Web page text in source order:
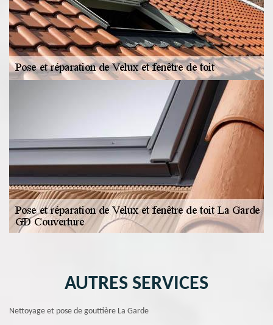
AUTRES SERVICES
Nettoyage et pose de gouttière La Garde